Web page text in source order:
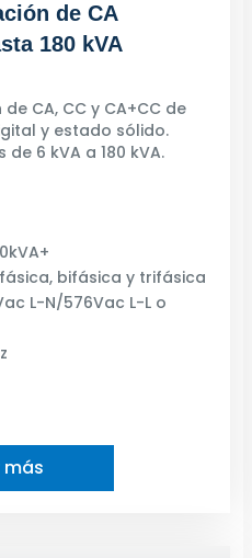
de CA
180 kVA
CA, CC y CA+CC de
y estado sólido.
6 kVA a 180 kVA.
bifásica y trifásica
L-N/576Vac L-L o
más